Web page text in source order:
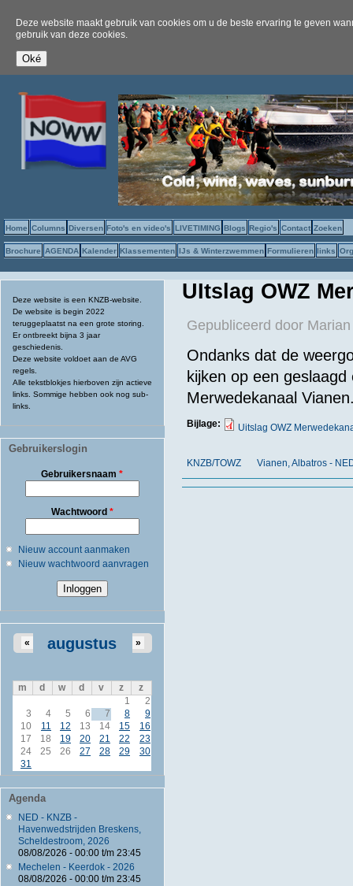
Deze website maakt gebruik van cookies om u de beste ervaring te geven
gebruik van deze cookies.
Home Columns Diversen Foto's en video's LIVETIMING Blogs Regio's Contact Zoeken
Brochure AGENDA Kalender Klassementen IJs & Winterzwemmen Formulieren links
Deze website is een KNZB-website.
De website is begin 2022
teruggeplaatst na een grote storing.
Er ontbreekt bijna 3 jaar
geschiedenis.
Deze website voldoet aan de AVG
regels.
Alle tekstblokjes hierboven zijn actieve
links. Sommige hebben ook nog sub-
links.
Gebruikerslogin
Gebruikersnaam*
Wachtwoord *
Nieuw account aanmaken
Nieuw wachtwoord aanvragen
augustus
« »
m d w d v z
z
1
2
3
4 5 6 7 8
9
10
11 12 13 14 15
16
17
18 19 20 21 22
23
24
25 26 27 28 29
30
31
Agenda
NED - KNZB -
Havenwedstrijden Breskens,
Scheldestroom, 2026
08/08/2026 - 00:00t/m 23:45
Mechelen - Keerdok - 2026
08/08/2026 - 00:00t/m 23:45
UItslag OWZ
Gepubliceerd door
Ondanks dat de
kijken op een
Merwedekanaal
Bijlage: Uitslag OWZ
KNZB/TOWZ Vianen, Albatros -